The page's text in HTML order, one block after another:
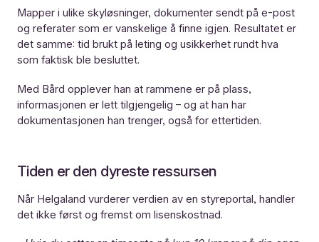
Mapper i ulike skyløsninger, dokumenter sendt på e-post
og referater som er vanskelige å finne igjen. Resultatet er
det samme: tid brukt på leting og usikkerhet rundt hva
som faktisk ble besluttet.
Med Bård opplever han at rammene er på plass,
informasjonen er lett tilgjengelig – og at han har
dokumentasjonen han trenger, også for ettertiden.
Tiden er den dyreste ressursen
Når Helgaland vurderer verdien av en styreportal, handler
det ikke først og fremst om lisenskostnad.